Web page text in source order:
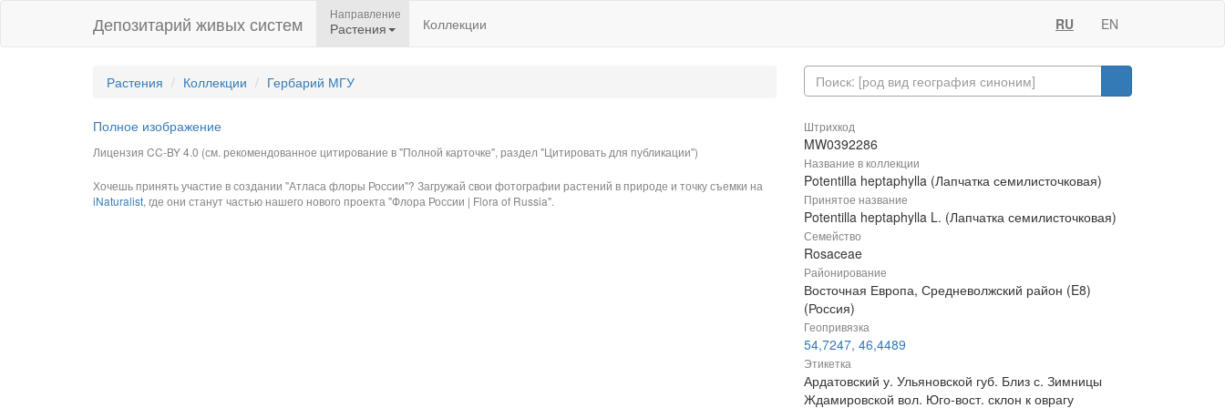
Депозитарий живых систем Направление
Растения Коллекции RU EN
Растения Коллекции Гербарий МГУ
Полное изображение
Лицензия CC-BY 4.0 (см. рекомендованное цитирование в "Полной карточке", раздел "Цитировать для публикации")
Хочешь принять участие в создании "Атласа флоры России"? Загружай свои фотографии растений в природе и точку съемки на
iNaturalist, где они станут частью нашего нового проекта "Флора России | Flora of Russia".
Штрихкод
MW0392286
Название в коллекции
Potentilla heptaphylla (Лапчатка семилисточковая)
Принятое название
Potentilla heptaphylla L. (Лапчатка семилисточковая)
Семейство
Rosaceae
Районирование
Восточная Европа, Средневолжский район (E8)
(Россия)
Геопривязка
54,7247, 46,4489
Этикетка
Ардатовский у. Ульяновской губ. Близ с. Зимницы
Ждамировской вол. Юго-вост. склон к оврагу